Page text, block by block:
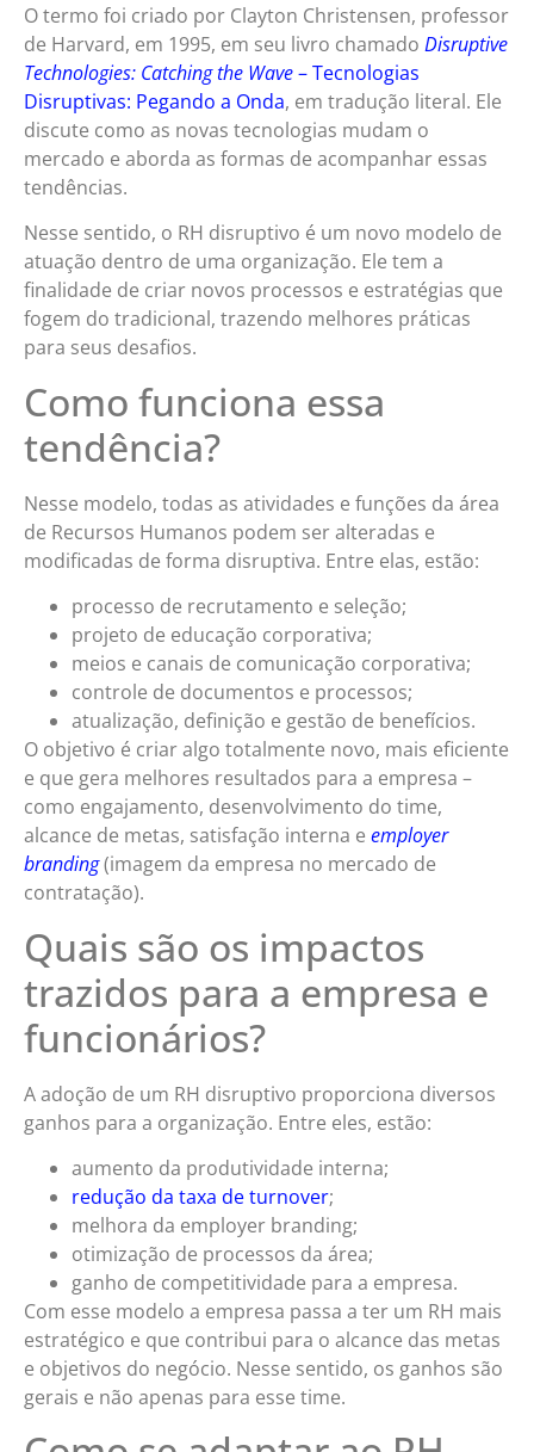
O termo foi criado por Clayton Christensen, professor
de Harvard, em 1995, em seu livro chamado Disruptive
Technologies: Catching the Wave– Tecnologias
Disruptivas: Pegando a Onda, em tradução literal. Ele
discute como as novas tecnologias mudam o
mercado e aborda as formas de acompanhar essas
tendências.
Nesse sentido, o RH disruptivo é um novo modelo de
atuação dentro de uma organização. Ele tem a
finalidade de criar novos processos e estratégias que
fogem do tradicional, trazendo melhores práticas
para seus desafios.
Como funciona essa
tendência?
Nesse modelo, todas as atividades e funções da área
de Recursos Humanos podem ser alteradas e
modificadas de forma disruptiva. Entre elas, estão:
processo de recrutamento e seleção;
projeto de educação corporativa;
meios e canais de comunicação corporativa;
controle de documentos e processos;
atualização, definição e gestão de benefícios.
O objetivo é criar algo totalmente novo, mais eficiente
e que gera melhores resultados para a empresa –
como engajamento, desenvolvimento do time,
alcance de metas, satisfação interna e employer
branding(imagem da empresa no mercado de
contratação). ​
Quais são os impactos
trazidos para a empresa e
funcionários?
A adoção de um RH disruptivo proporciona diversos
ganhos para a organização. Entre eles, estão:
aumento da produtividade interna;
redução da taxa de turnover;
melhora da employer branding;
otimização de processos da área;
ganho de competitividade para a empresa.
Com esse modelo a empresa passa a ter um RH mais
estratégico e que contribui para o alcance das metas
e objetivos do negócio. Nesse sentido, os ganhos são
gerais e não apenas para esse time.